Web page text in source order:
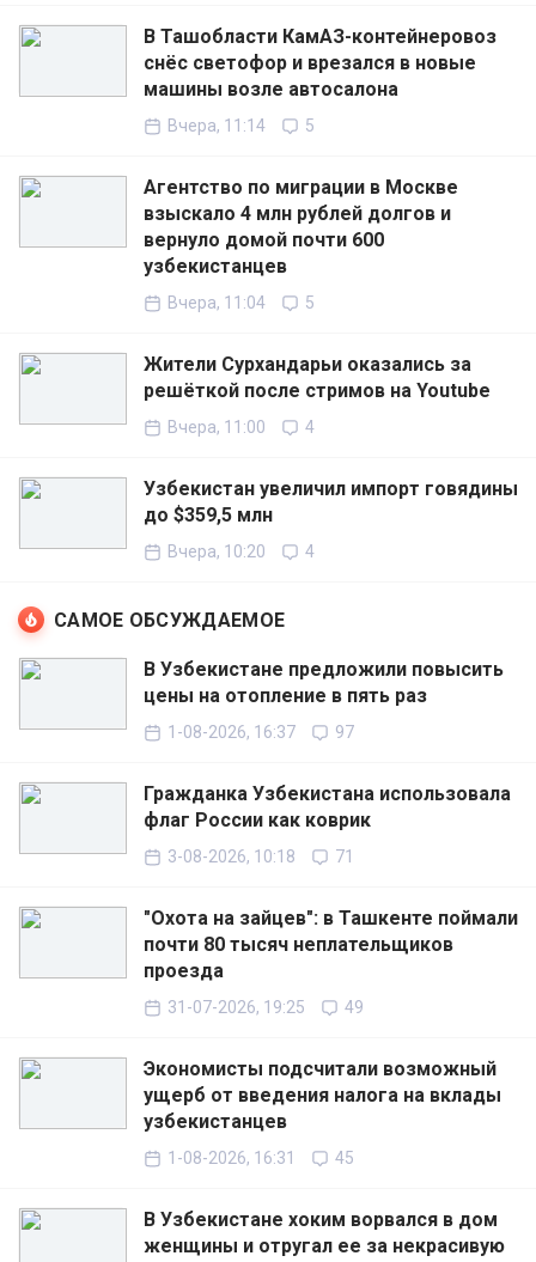
В Ташобласти КамАЗ-контейнеровоз
снёс светофор и врезался в новые
машины возле автосалона
Вчера, 11:14 5
Агентство по миграции в Москве
взыскало 4 млн рублей долгов и
вернуло домой почти 600
узбекистанцев
Вчера, 11:04 5
Жители Сурхандарьи оказались за
решёткой после стримов на Youtube
Вчера, 11:00 4
Узбекистан увеличил импорт говядины
до $359,5 млн
Вчера, 10:20 4
САМОЕ ОБСУЖДАЕМОЕ
В Узбекистане предложили повысить
цены на отопление в пять раз
1-08-2026, 16:37 97
Гражданка Узбекистана использовала
флаг России как коврик
3-08-2026, 10:18 71
"Охота на зайцев": в Ташкенте поймали
почти 80 тысяч неплательщиков
проезда
31-07-2026, 19:25 49
Экономисты подсчитали возможный
ущерб от введения налога на вклады
узбекистанцев
1-08-2026, 16:31 45
В Узбекистане хоким ворвался в дом
женщины и отругал ее за некрасивую